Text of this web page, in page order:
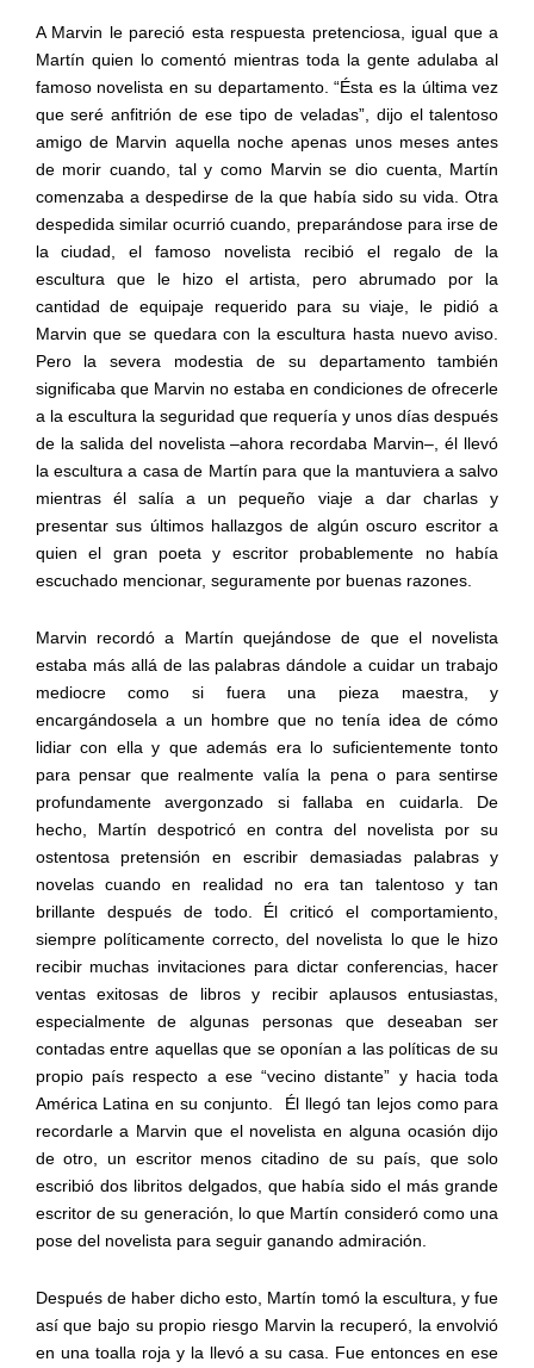
A Marvin le pareció esta respuesta pretenciosa, igual que a
Martín quien lo comentó mientras toda la gente adulaba al
famoso novelista en su departamento. “Ésta es la última vez
que seré anfitrión de ese tipo de veladas”, dijo el talentoso
amigo de Marvin aquella noche apenas unos meses antes
de morir cuando, tal y como Marvin se dio cuenta, Martín
comenzaba a despedirse de la que había sido su vida. Otra
despedida similar ocurrió cuando, preparándose para irse de
la ciudad, el famoso novelista recibió el regalo de la
escultura que le hizo el artista, pero abrumado por la
cantidad de equipaje requerido para su viaje, le pidió a
Marvin que se quedara con la escultura hasta nuevo aviso.
Pero la severa modestia de su departamento también
significaba que Marvin no estaba en condiciones de ofrecerle
a la escultura la seguridad que requería y unos días después
de la salida del novelista –ahora recordaba Marvin–, él llevó
la escultura a casa de Martín para que la mantuviera a salvo
mientras él salía a un pequeño viaje a dar charlas y
presentar sus últimos hallazgos de algún oscuro escritor a
quien el gran poeta y escritor probablemente no había
escuchado mencionar, seguramente por buenas razones.
Marvin recordó a Martín quejándose de que el novelista
estaba más allá de las palabras dándole a cuidar un trabajo
mediocre como si fuera una pieza maestra, y
encargándosela a un hombre que no tenía idea de cómo
lidiar con ella y que además era lo suficientemente tonto
para pensar que realmente valía la pena o para sentirse
profundamente avergonzado si fallaba en cuidarla. De
hecho, Martín despotricó en contra del novelista por su
ostentosa pretensión en escribir demasiadas palabras y
novelas cuando en realidad no era tan talentoso y tan
brillante después de todo. Él criticó el comportamiento,
siempre políticamente correcto, del novelista lo que le hizo
recibir muchas invitaciones para dictar conferencias, hacer
ventas exitosas de libros y recibir aplausos entusiastas,
especialmente de algunas personas que deseaban ser
contadas entre aquellas que se oponían a las políticas de su
propio país respecto a ese “vecino distante” y hacia toda
América Latina en su conjunto.
Él llegó tan lejos como para
recordarle a Marvin que el novelista en alguna ocasión dijo
de otro, un escritor menos citadino de su país, que solo
escribió dos libritos delgados, que había sido el más grande
escritor de su generación, lo que Martín consideró como una
pose del novelista para seguir ganando admiración.
Después de haber dicho esto, Martín tomó la escultura, y fue
así que bajo su propio riesgo Marvin la recuperó, la envolvió
en una toalla roja y la llevó a su casa. Fue entonces en ese